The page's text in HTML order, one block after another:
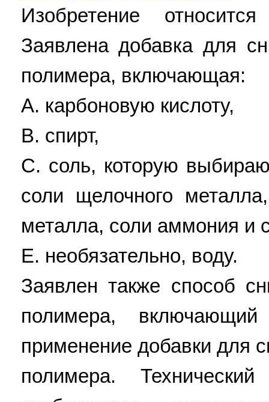
Изобретение
Заявлена добавка для
полимера, включающая:
A. карбоновую кислоту,
B. спирт,
C. соль, которую
соли щелочного
металла, соли аммония и
E. необязательно, воду.
Заявлен также способ
полимера,
применение добавки для
полимера.